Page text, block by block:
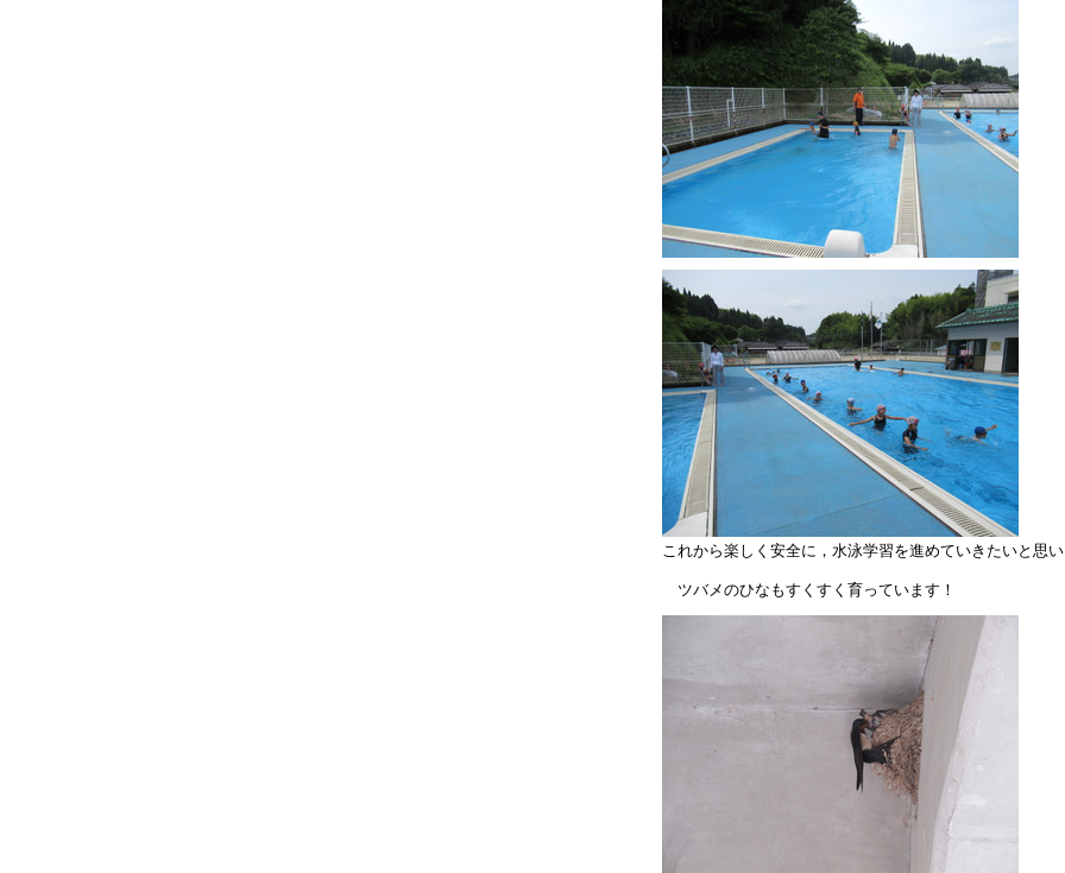
これから楽しく安全に，水泳学習を進めていきたいと思
ツバメのひなもすくすく育っています！